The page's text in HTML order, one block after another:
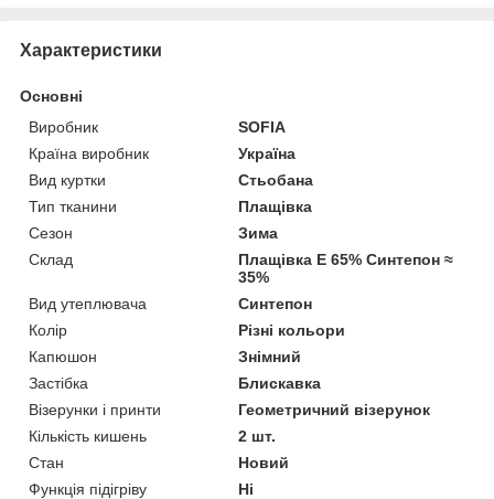
Характеристики
Основні
Виробник
SOFIA
Країна виробник
Україна
Вид куртки
Стьобана
Тип тканини
Плащівка
Сезон
Зима
Склад
Плащівка E 65% Синтепон ≈
35%
Вид утеплювача
Синтепон
Колір
Різні кольори
Капюшон
Знімний
Застібка
Блискавка
Візерунки і принти
Геометричний візерунок
Кількість кишень
2 шт.
Стан
Новий
Функція підігріву
Ні